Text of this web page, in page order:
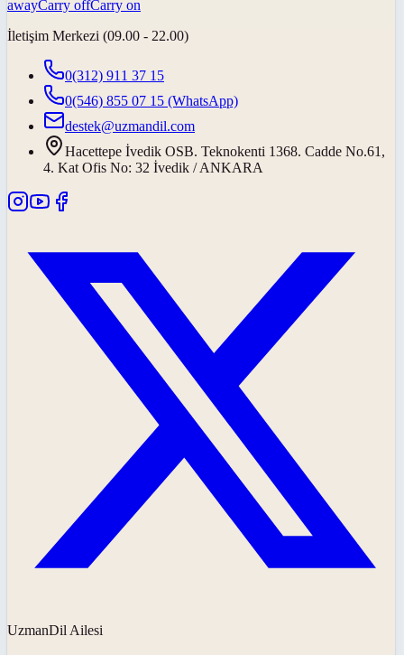
awayCarry offCarry on
İletişim Merkezi (09.00 - 22.00)
0(312) 911 37 15
0(546) 855 07 15 (WhatsApp)
destek@uzmandil.com
Hacettepe İvedik OSB. Teknokenti 1368. Cadde No.61,
4. Kat Ofis No: 32 İvedik / ANKARA
UzmanDil Ailesi